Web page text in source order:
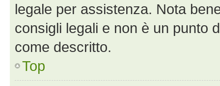
legale per assistenza. Nota
consigli legali e non è un punto
come descritto.
Top